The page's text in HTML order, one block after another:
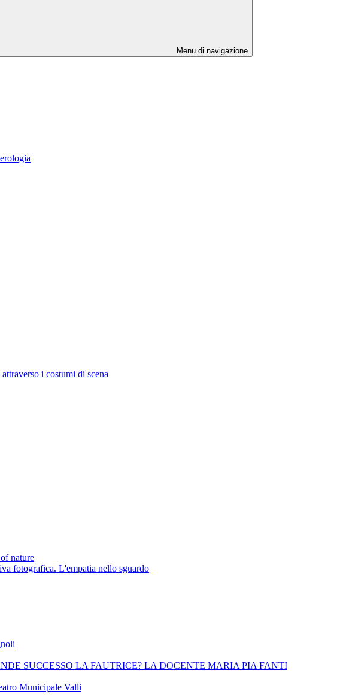
Menu di navigazione
i costumi di scena
nature
fotografica. L'empatia nello sguardo
SUCCESSO LA FAUTRICE? LA DOCENTE MARIA PIA FANTI
Municipale Valli